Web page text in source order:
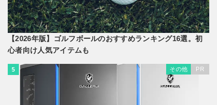
【2026年版】ゴルフボールのおすすめランキング16選。初
心者向け人気アイテムも
5 その他 PR